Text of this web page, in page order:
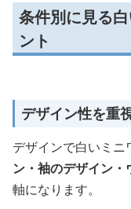
条件別に見る
ント
デザイン性を重
デザインで白いミニ
ン・袖のデザイン
軸になります。